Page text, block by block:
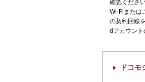
確認ください
Wi-Fiまたは
の契約回線
dアカウント
ドコモ